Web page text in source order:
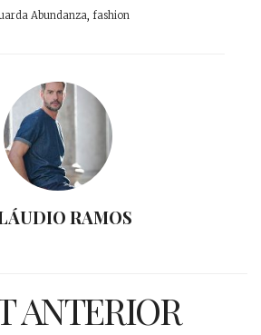
Abundanza fashion
RAMOS
ANTERIOR